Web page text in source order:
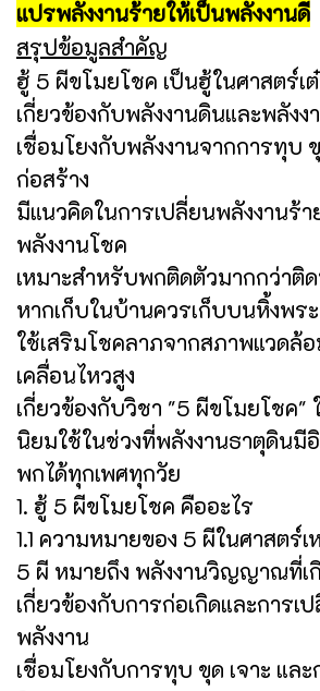
แปรพลังงานร้ายให้เป็นพลังงานดี
สรุปข้อมูลสำคัญ
ฮู้ 5 ผีขโมยโชค เป็นฮู้ในศาสตร์เ
เกี่ยวข้องกับพลังงานดินและพลัง
เชื่อมโยงกับพลังงานจากการทุบ
ก่อสร้าง
มีแนวคิดในการเปลี่ยนพลังงานร้า
พลังงานโชค
เหมาะสำหรับพกติดตัวมากกว่าติ
หากเก็บในบ้านควรเก็บบนหิ้งพระ
ใช้เสริมโชคลาภจากสภาพแวดล้
เคลื่อนไหวสูง
เกี่ยวข้องกับวิชา "5 ผีขโมยโชค"
นิยมใช้ในช่วงที่พลังงานธาตุดินมี
พกได้ทุกเพศทุกวัย
1. ฮู้ 5 ผีขโมยโชค คืออะไร
1.1 ความหมายของ 5 ผีในศาสตร์
5 ผี หมายถึง พลังงานวิญญาณที่เ
เกี่ยวข้องกับการก่อเกิดและการเ
พลังงาน
เชื่อมโยงกับการทุบ ขุด เจาะ แล